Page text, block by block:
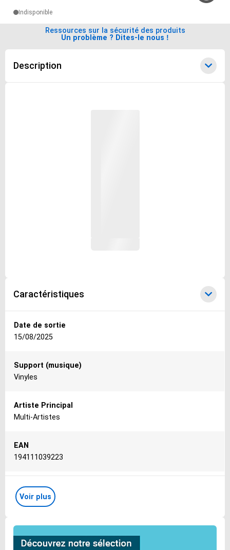
Description
Caractéristiques
Date de sortie
15/08/2025
Support (musique)
Vinyles
Artiste Principal
Multi-Artistes
EAN
194111039223
Genre (musique)
Electro
Libellé
80's Techno Tracks - Vinyl Edition 4
Voir plus
Indisponible
Ressources sur la sécurité des produits
Un problème ? Dites-le nous !